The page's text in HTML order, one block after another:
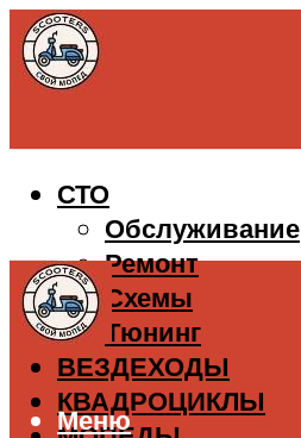
СТО
Обслуживание
Ремонт
Схемы
Тюнинг
ВЕЗДЕХОДЫ
КВАДРОЦИКЛЫ
Меню